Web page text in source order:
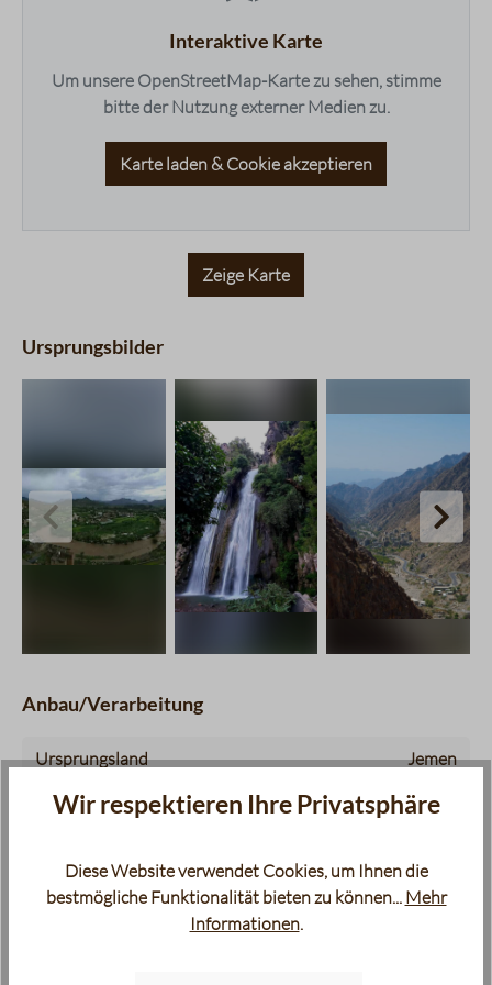
5 / 5Interaktive Karte
Um unsere OpenStreetMap-Karte zu sehen, stimme
bitte der Nutzung externer Medien zu.
Karte laden & Cookie akzeptieren
Zeige Karte
Ursprungsbilder
charts.imageSlider.prevLabel
Anbau/Verarbeitung
Ursprungsland Jemen
Region Saada
Plantage
Cooperative Khulani Coffee Society for
Agricultural Development
Wir respektieren Ihre Privatsphäre
Diese Website verwendet Cookies, um Ihnen die
bestmögliche Funktionalität bieten zu können... Mehr
Informationen.